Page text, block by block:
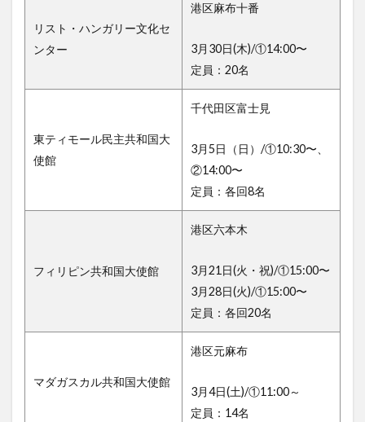
リスト・ハンガリー文化セ
ンター
港区麻布十番
3月30日(木)/①14:00〜
定員：20名
東ティモール民主共和国大
使館
千代田区富士見
3月5日（日）/①10:30〜、
②14:00〜
定員：各回8名
フィリピン共和国大使館
港区六本木
3月21日(火・祝)/①15:00〜
3月28日(火)/①15:00〜
定員：各回20名
マダガスカル共和国大使館
港区元麻布
3月4日(土)/①11:00～
定員：14名